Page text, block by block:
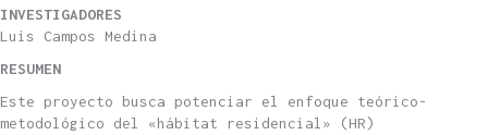
INVESTIGADORES
Luis Campos Medina
RESUMEN
Este proyecto busca potenciar el enfoque teórico-
metodológico del «hábitat residencial» (HR)